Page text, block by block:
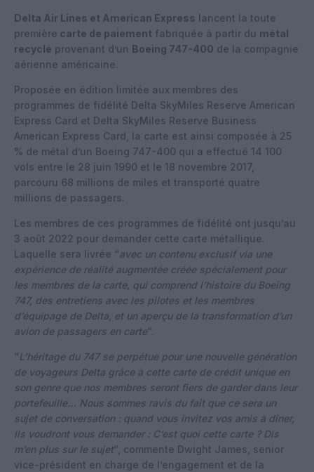
Delta Air Lines et American Express lancent la toute
première carte de paiement fabriquée à partir du métal
recyclé provenant d’un Boeing 747-400 de la compagnie
aérienne américaine.
Proposée en édition limitée aux membres des
programmes de fidélité Delta SkyMiles Reserve American
Express Card et Delta SkyMiles Reserve Business
American Express Card, la carte est ainsi composée à 25
% de métal d’un Boeing 747-400 qui a effectué 14 100
vols entre le 28 juin 1990 et le 18 novembre 2017,
parcouru 68 millions de miles et transporté quatre
millions de passagers.
Les membres de ces programmes de fidélité ont jusqu’au
3 août 2022 pour demander cette carte métallique.
Laquelle sera livrée “avec un contenu exclusif via une
expérience de réalité augmentée créée spécialement pour
les membres de la carte, qui comprend l’histoire du Boeing
747, des entretiens avec les pilotes et les membres
d’équipage de Delta, et un aperçu de la transformation d’un
avion de passagers en carte“.
“L’héritage du 747 se perpétue pour une nouvelle génération
de voyageurs Delta grâce à cette carte de crédit unique en
son genre que nos membres seront fiers de garder dans leur
portefeuille… Nous sommes ravis du fait que ce sera un
sujet de conversation : quand vous invitez vos amis à dîner,
ils voudront vous demander : C’est quoi cette carte ? Dis
m’en plus sur le sujet“, commente Dwight James, senior
vice-président en charge de l’engagement et de la